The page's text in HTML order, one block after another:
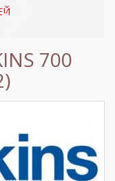
700